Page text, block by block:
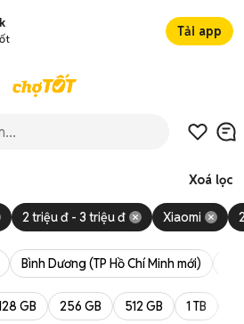
Tải app
Xoá lọc
2 triệu đ - 3 triệu đ Xiaomi
Bình Dương (TP Hồ Chí Minh mới)
GB 256 GB 512 GB 1 TB